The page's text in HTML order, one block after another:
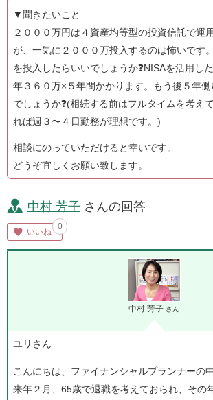
▼聞きたいこと
２０００万円は４資産均等型の投資信託で運
が、一気に２０００万投入するのは怖いです
を投入したらいいでしょうか❓NISAを活用し
年３６０万×５年間かかります。もう後５年
でしょうか❓(相続する前はフルタイムを考え
れば週３〜４日勤務が理想です。)
相談にのっていただけると幸いです。
どうぞ宜しくお願い致します。
中村 芳子 さんの回答
いいね
0
中村 芳子 さん
ユリさん
こんにちは、ファイナンシャルプランナーの
来年２月、65歳で退職を考えておられ、その